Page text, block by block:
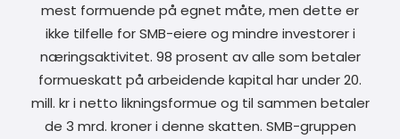
mest formuende på egnet måte, men dette er
ikke tilfelle for SMB-eiere og mindre investorer i
næringsaktivitet. 98 prosent av alle som betaler
formueskatt på arbeidende kapital har under 20.
mill. kr i netto likningsformue og til sammen betaler
de 3 mrd. kroner i denne skatten. SMB-gruppen